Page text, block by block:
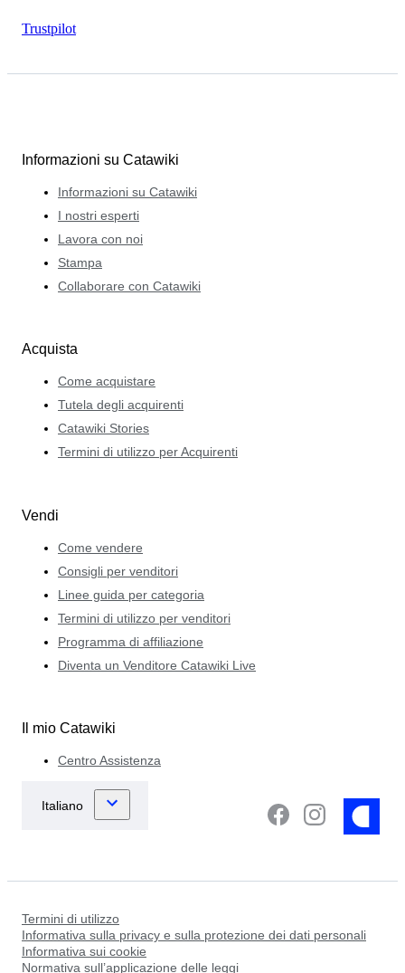
Trustpilot
Informazioni su Catawiki
Informazioni su Catawiki
I nostri esperti
Lavora con noi
Stampa
Collaborare con Catawiki
Acquista
Come acquistare
Tutela degli acquirenti
Catawiki Stories
Termini di utilizzo per Acquirenti
Vendi
Come vendere
Consigli per venditori
Linee guida per categoria
Termini di utilizzo per venditori
Programma di affiliazione
Diventa un Venditore Catawiki Live
Il mio Catawiki
Centro Assistenza
Termini di utilizzo
Informativa sulla privacy e sulla protezione dei dati personali
Informativa sui cookie
Normativa sull’applicazione delle leggi